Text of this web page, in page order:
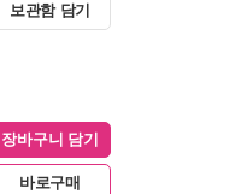
보관함 담기
장바구니 담기
바로구매